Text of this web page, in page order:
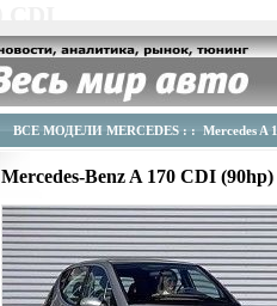
ВСЕ МОДЕЛИ MERCEDES : : Mercedes A
Mercedes-Benz A 170 CDI